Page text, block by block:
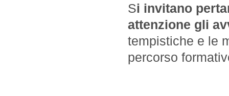
Si invitano
attenzione gli
tempistiche e le
percorso